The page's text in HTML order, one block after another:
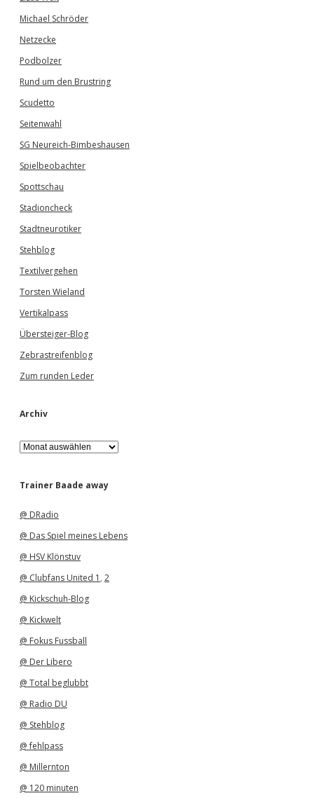
Michael Schröder
Netzecke
Podbolzer
Rund um den Brustring
Scudetto
Seitenwahl
SG Neureich-Bimbeshausen
Spielbeobachter
Spottschau
Stadioncheck
Stadtneurotiker
Stehblog
Textilvergehen
Torsten Wieland
Vertikalpass
Übersteiger-Blog
Zebrastreifenblog
Zum runden Leder
Archiv
A
r
h
Trainer Baade away
@ DRadio
@ Das Spiel meines Lebens
@ HSV Klönstuv
@ Clubfans United 1 , 2
@ Kickschuh-Blog
@ Kickwelt
@ Fokus Fussball
@ Der Libero
@ Total beglubbt
@ Radio DU
@ Stehblog
@ fehlpass
@ Millernton
@ 120 minuten